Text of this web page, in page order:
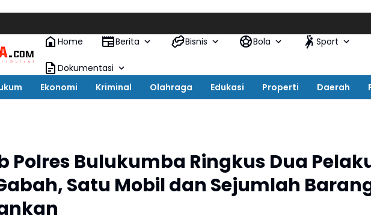
Home
Berita Bisnis Bola Sport
Dokumentasi
Ekonomi Kriminal Olahraga Edukasi Properti Daerah
Polres Bulukumba Ringkus Dua
Satu Mobil dan Sejumlah